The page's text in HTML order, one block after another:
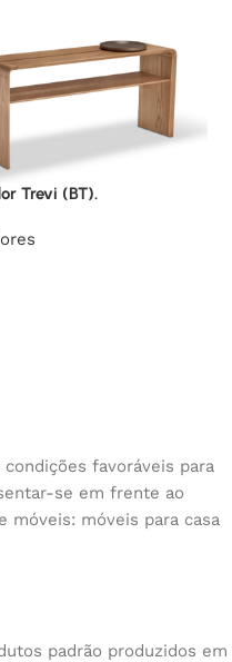
Trevi (BT).
favoráveis para
se em frente ao
móveis para casa
padrão produzidos em